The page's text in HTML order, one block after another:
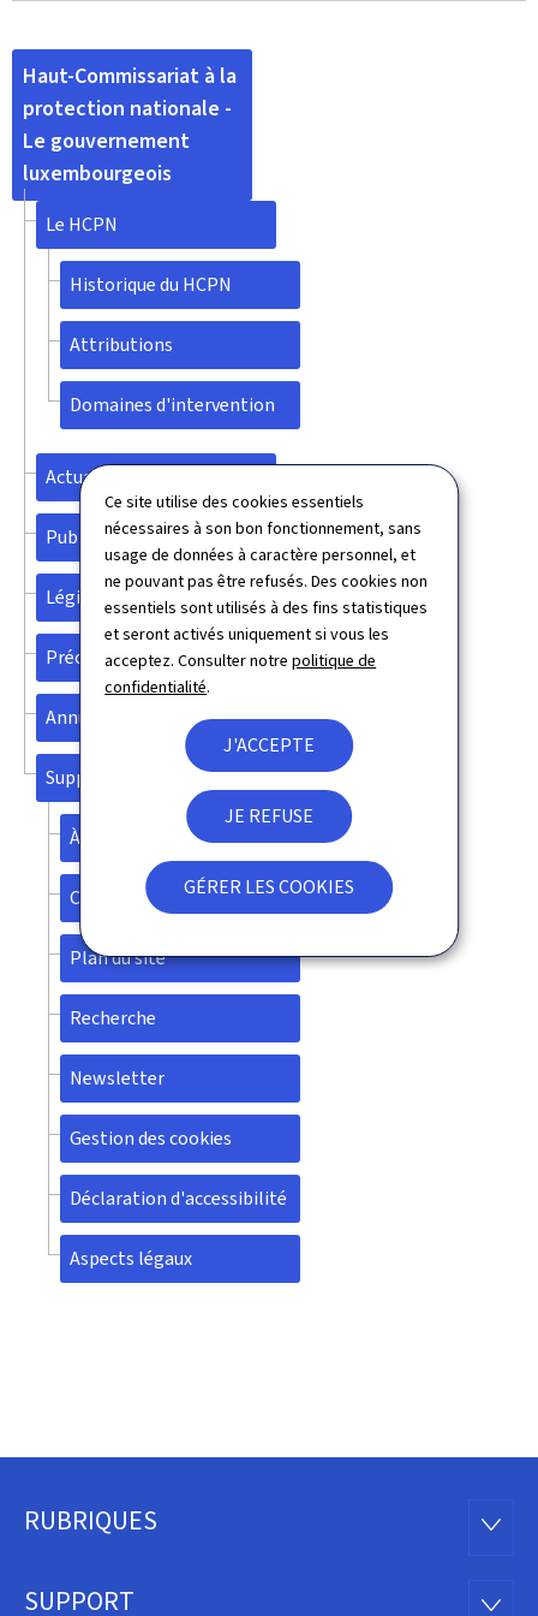
Ce site utilise des cookies essentiels
nécessaires à son bon fonctionnement, sans
usage de données à caractère personnel, et
ne pouvant pas être refusés. Des cookies non
essentiels sont utilisés à des fins statistiques
et seront activés uniquement si vous les
acceptez. Consulter notrepolitique de
confidentialité.
J'ACCEPTE
JE REFUSE
GÉRER LES COOKIES
Haut-Commissariat à la
protection nationale -
Le gouvernement
luxembourgeois
Le HCPN
Historique du HCPN
Attributions
Domaines d'intervention
Actualités
Publications
Législation
Précurseurs d'explosifs
Annuaire
Support
À propos du site
Contact
Plan du site
Recherche
Newsletter
Gestion des cookies
Déclaration d'accessibilité
Aspects légaux
Pied
RUBRIQUES
SUPPORT